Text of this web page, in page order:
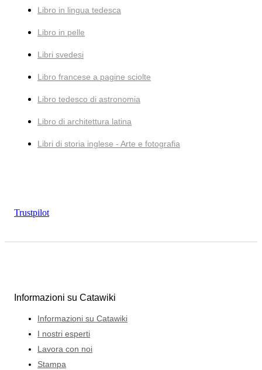
Libro in lingua tedesca
Libro in pelle
Libri svedesi
Libro francese a pagine sciolte
Libro tedesco di astronomia
Libro di architettura latina
Libri di storia inglese - Arte e fotografia
Trustpilot
Informazioni su Catawiki
Informazioni su Catawiki
I nostri esperti
Lavora con noi
Stampa